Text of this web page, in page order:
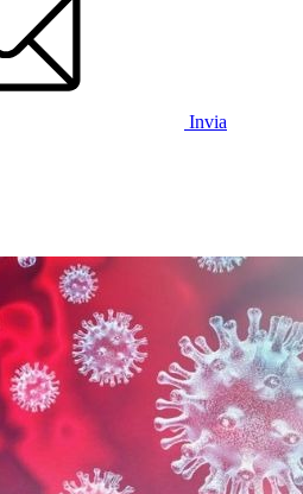
Invia